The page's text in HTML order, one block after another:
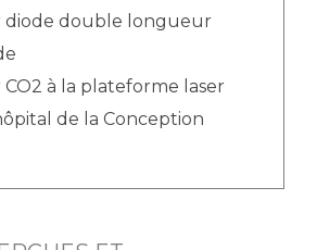
diode double longueur
CO2 à la plateforme laser
de la Conception